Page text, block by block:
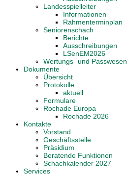
Landesspielleiter
Informationen
Rahmenterminplan
Seniorenschach
Berichte
Ausschreibungen
LSenEM2026
Wertungs- und Passwesen
Dokumente
Übersicht
Protokolle
aktuell
Formulare
Rochade Europa
Rochade 2026
Kontakte
Vorstand
Geschäftsstelle
Präsidium
Beratende Funktionen
Schachkalender 2027
Services